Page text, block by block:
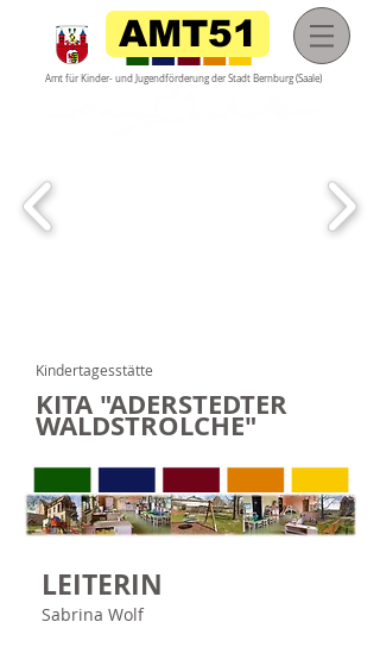
AMT51
Amt für Kinder- und Jugendförderung der Stadt Bernburg (Saale)
Kindertagesstätte
KITA "ADERSTEDTER
WALDSTROLCHE"
LEITERIN
Sabrina Wolf